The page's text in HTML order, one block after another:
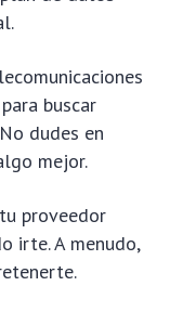
buscar
dudes en
mejor.
proveedor
irte. A menudo,